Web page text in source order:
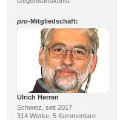
pro-Mitgliedschaft:
Ulrich Herren
Schweiz, seit 2017
314 Werke, 5 Kommentare